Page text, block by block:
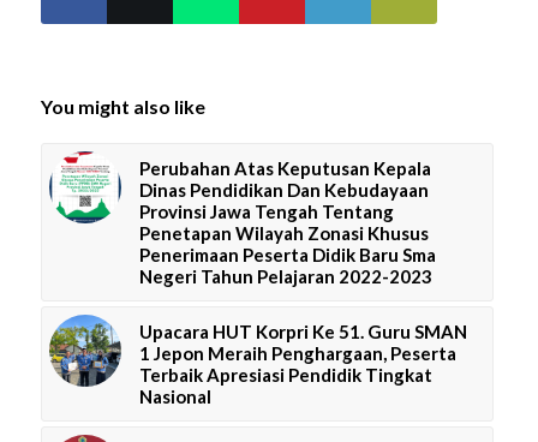
You might also like
Perubahan Atas Keputusan Kepala
Dinas Pendidikan Dan Kebudayaan
Provinsi Jawa Tengah Tentang
Penetapan Wilayah Zonasi Khusus
Penerimaan Peserta Didik Baru Sma
Negeri Tahun Pelajaran 2022-2023
Upacara HUT Korpri Ke 51. Guru SMAN
1 Jepon Meraih Penghargaan, Peserta
Terbaik Apresiasi Pendidik Tingkat
Nasional